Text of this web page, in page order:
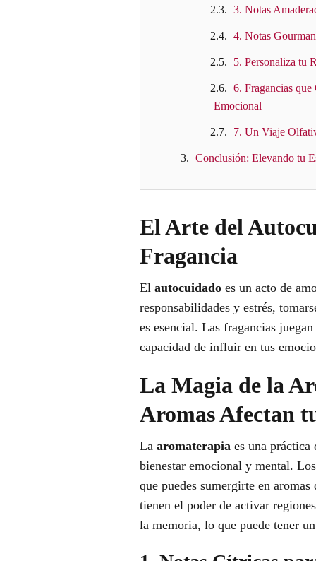
3. Notas
4. Notas
5. Personaliza tu
6. Fragancias
Emocional
7. Un Viaje
Conclusión: Elevando tu
El Arte del
Fragancia
El autocuidado es un acto de
responsabilidades y estrés,
es esencial. Las fragancias
capacidad de influir en tus
La Magia de la
Aromas Afectan
La aromaterapia es una
bienestar emocional y mental.
que puedes sumergirte en
tienen el poder de activar
la memoria, lo que puede tener